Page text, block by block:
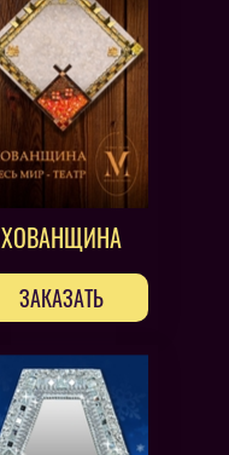
ХОВАНЩИНА
ЗАКАЗАТЬ